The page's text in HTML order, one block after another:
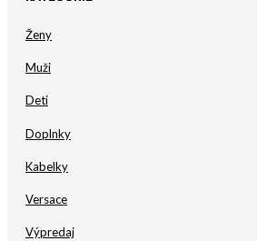
Ženy
Muži
Deti
Doplnky
Kabelky
Versace
Výpredaj